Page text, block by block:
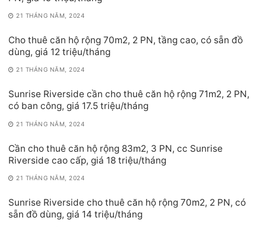
21 THÁNG NĂM, 2024
Cho thuê căn hộ rộng 70m2, 2 PN, tầng cao, có sẵn đồ
dùng, giá 12 triệu/tháng
21 THÁNG NĂM, 2024
Sunrise Riverside cần cho thuê căn hộ rộng 71m2, 2 PN,
có ban công, giá 17.5 triệu/tháng
21 THÁNG NĂM, 2024
Cần cho thuê căn hộ rộng 83m2, 3 PN, cc Sunrise
Riverside cao cấp, giá 18 triệu/tháng
21 THÁNG NĂM, 2024
Sunrise Riverside cho thuê căn hộ rộng 70m2, 2 PN, có
sẵn đồ dùng, giá 14 triệu/tháng